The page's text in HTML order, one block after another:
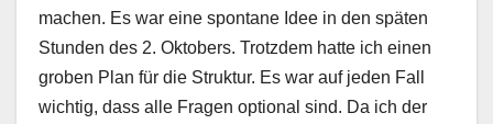
machen. Es war eine spontane Idee in den späten
Stunden des 2. Oktobers. Trotzdem hatte ich einen
groben Plan für die Struktur. Es war auf jeden Fall
wichtig, dass alle Fragen optional sind. Da ich der